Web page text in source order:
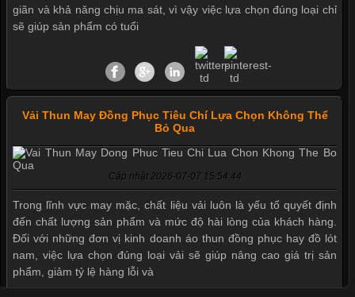
giãn và khả năng chịu ma sát, vì vậy việc lựa chọn đúng loại chỉ
sẽ giúp sản phẩm có tuổi
Vải Thun May Đồng Phục Tiêu Chí Lựa Chọn Không Thể
Bỏ Qua
Cập nhật 2026-07-07 15:54:44
Trong lĩnh vực may mặc, chất liệu vải luôn là yếu tố quyết định
đến chất lượng sản phẩm và mức độ hài lòng của khách hàng.
Đối với những đơn vị kinh doanh áo thun đồng phục hay đồ lót
nam, việc lựa chọn đúng loại vải sẽ giúp nâng cao giá trị sản
phẩm, giảm tỷ lệ hàng lỗi và
Giặt và bảo quản quần lót nam đúng cách
Mẫu quần lót nam giá rẻ sốt hè 2017
Những mẩu quần lót nam thông dụng hiện nay
Bộ sưu tập quần lót nam Boxer TpHCM
Quần lót nam boxer thun lạnh